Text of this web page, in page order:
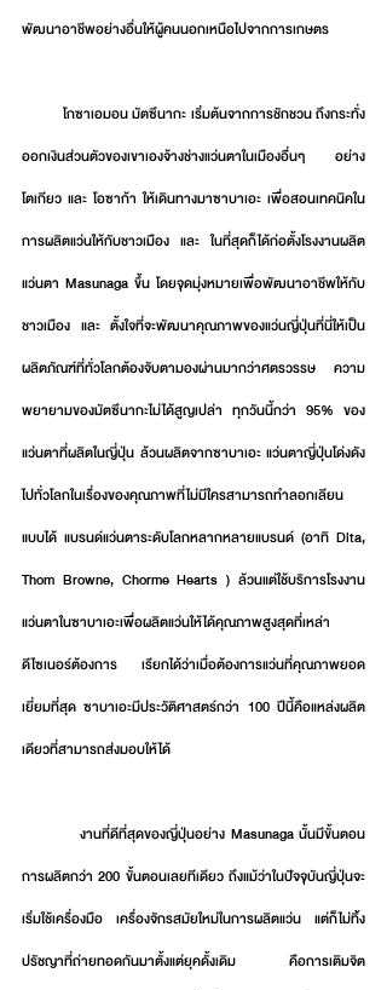
พัฒนาอาชีพอย่างอื่นให้ผู้คนนอกเหนือไปจากการเกษตร
ออกเงินส่วนตัวของเขาเองจ้างช่างแว่นตาในเมืองอื่นๆ อย่าง
โตเกียว และ โอซาก้า ให้เดินทางมาซาบาเอะ เพื่อสอนเทคนิคใน
การผลิตแว่นให้กับชาวเมือง และ ในที่สุดก็ได้ก่อตั้งโรงงานผลิต
แว่นตา Masunaga ขึ้น โดยจุดมุ่งหมายเพื่อพัฒนาอาชีพให้กับ
ชาวเมือง และ ตั้งใจที่จะพัฒนาคุณภาพของแว่นญี่ปุ่นที่นี่ให้เป็น
ผลิตภัณฑ์ที่ทั่วโลกต้องจับตามองผ่านมากว่าศตรวรรษ ความ
พยายามของมัตซึนากะไม่ได้สูญเปล่า ทุกวันนี้กว่า 95% ของ
แว่นตาที่ผลิตในญี่ปุ่น ล้วนผลิตจากซาบาเอะ แว่นตาญี่ปุ่นโด่งดัง
ไปทั่วโลกในเรื่องของคุณภาพที่ไม่มีใครสามารถทำลอกเลียน
แบบได้ แบรนด์แว่นตาระดับโลกหลากหลายแบรนด์ (อาทิ Dita,
Thom Browne, Chorme Hearts ) ล้วนแต่ใช้บริการโรงงาน
แว่นตาในซาบาเอะเพื่อผลิตแว่นให้ได้คุณภาพสูงสุดที่เหล่า
ดีไซเนอร์ต้องการ เรียกได้ว่าเมื่อต้องการแว่นที่คุณภาพยอด
เยี่ยมที่สุด ซาบาเอะมีประวัติศาสตร์กว่า 100 ปีนี้คือแหล่งผลิต
เดียวที่สามารถส่งมอบให้ได้
           งานที่ดีที่สุดของญี่ปุ่นอย่าง Masunaga นั้นมีขั้นตอน
การผลิตกว่า 200 ขั้นตอนเลยทีเดียว ถึงแม้ว่าในปัจจุบันญี่ปุ่นจะ
เริ่มใช้เครื่องมือ เครื่องจักรสมัยใหม่ในการผลิตแว่น แต่ก็ไม่ทิ้ง
ปรัชญาที่ถ่ายทอดกันมาตั้งแต่ยุคดั้งเดิม คือการเติมจิต